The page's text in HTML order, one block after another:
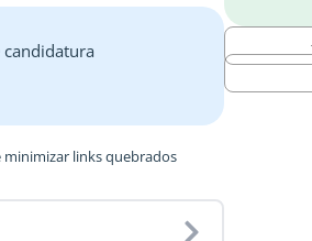
candidatura
links quebrados